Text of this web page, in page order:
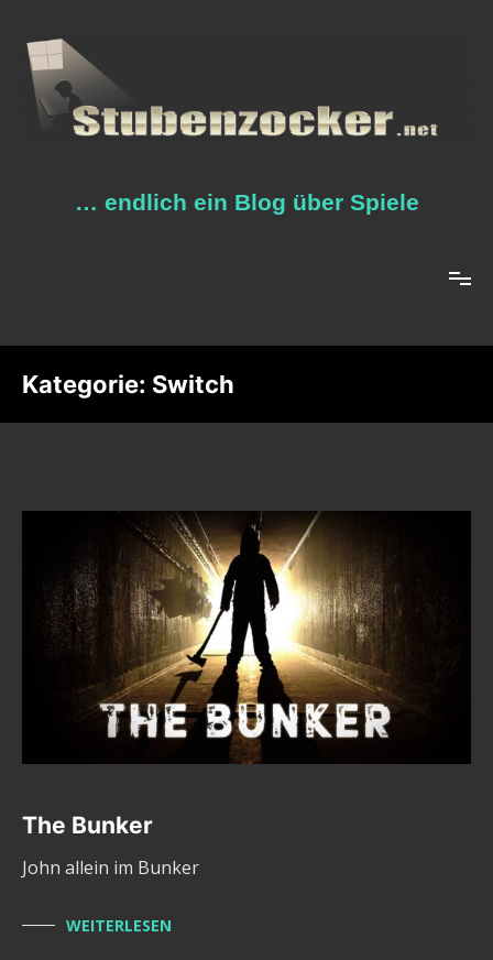
Inhalt
springen
… endlich ein Blog über Spiele
Kategorie: Switch
The Bunker
John allein im Bunker
WEITERLESEN